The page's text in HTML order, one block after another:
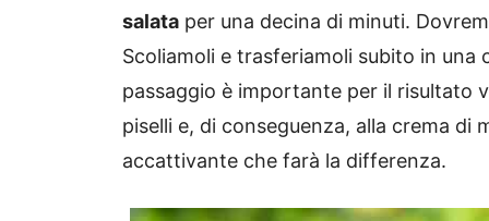
salata per una decina di minuti.
Scoliamoli e trasferiamoli subito in una
passaggio è importante per il risultato
piselli e, di conseguenza, alla crema di
accattivante che farà la differenza.